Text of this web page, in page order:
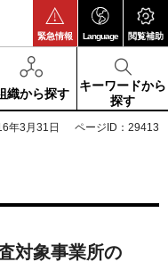
緊急情報 Language 閲覧補助
織から探す
キーワードから
探す
年3月31日 ページID：29413
対象事業所の